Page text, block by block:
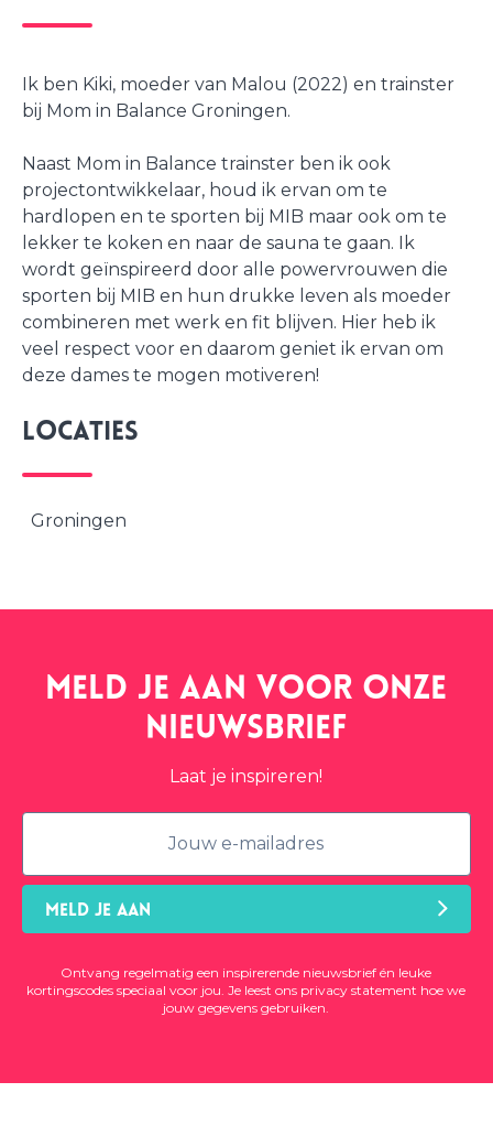
Ik ben Kiki, moeder van Malou (2022) en trainster
bij Mom in Balance Groningen.
Naast Mom in Balance trainster ben ik ook
projectontwikkelaar, houd ik ervan om te
hardlopen en te sporten bij MIB maar ook om te
lekker te koken en naar de sauna te gaan. Ik
wordt geïnspireerd door alle powervrouwen die
sporten bij MIB en hun drukke leven als moeder
combineren met werk en fit blijven. Hier heb ik
veel respect voor en daarom geniet ik ervan om
deze dames te mogen motiveren!
Locaties
Groningen
Meld je aan voor onze
nieuwsbrief
Laat je inspireren!
MELD JE AAN
Ontvang regelmatig een inspirerende nieuwsbrief én leuke
kortingscodes speciaal voor jou. Je leest ons privacy statement hoe we
jouw gegevens gebruiken.